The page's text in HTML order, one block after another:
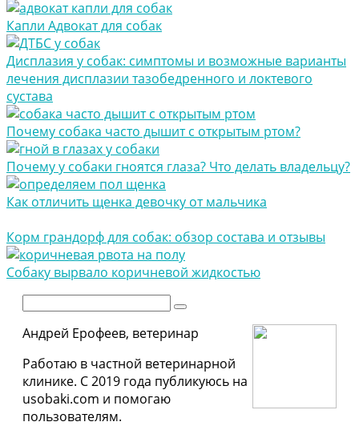
Капли Адвокат для собак
Дисплазия у собак: симптомы и возможные варианты
лечения дисплазии тазобедренного и локтевого
сустава
Почему собака часто дышит с открытым ртом?
Почему у собаки гноятся глаза? Что делать владельцу?
Как отличить щенка девочку от мальчика
Корм грандорф для собак: обзор состава и отзывы
Собаку вырвало коричневой жидкостью
Поиск:
Андрей Ерофеев, ветеринар
Работаю в частной ветеринарной
клинике. С 2019 года публикуюсь на
usobaki.com и помогаю
пользователям.